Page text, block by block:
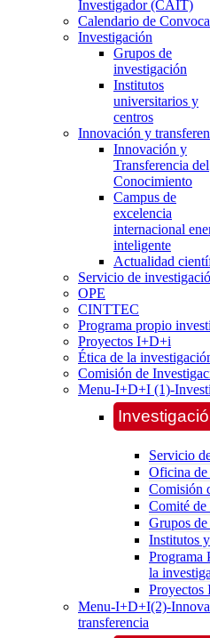
Investigador (CAIT)
Calendario de
Investigación
Grupos de
investigación
Institutos
universitarios y
centros
Innovación y
Innovación y
Transferencia del
Conocimiento
Campus de
excelencia
internacional
inteligente
Actualidad
Servicio de
OPE
CINTTEC
Programa propio
Proyectos I+D+i
Ética de la
Comisión de
Menu-I+D+I (1)-
Servicio
Oficina de
Comisión
Comité de
Grupos
Institutos
Programa
la
Proyectos
Menu-I+D+I(2)-
transferencia